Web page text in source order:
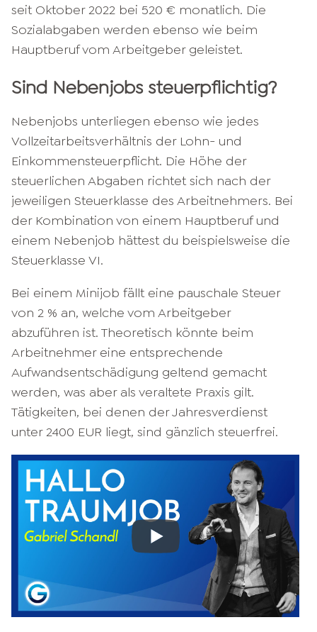
seit Oktober 2022 bei 520 € monatlich. Die
Sozialabgaben werden ebenso wie beim
Hauptberuf vom Arbeitgeber geleistet.
Sind Nebenjobs steuerpflichtig?
Nebenjobs unterliegen ebenso wie jedes
Vollzeitarbeitsverhältnis der Lohn- und
Einkommensteuerpflicht. Die Höhe der
steuerlichen Abgaben richtet sich nach der
jeweiligen Steuerklasse des Arbeitnehmers. Bei
der Kombination von einem Hauptberuf und
einem Nebenjob hättest du beispielsweise die
Steuerklasse VI.
Bei einem Minijob fällt eine pauschale Steuer
von 2 % an, welche vom Arbeitgeber
abzuführen ist. Theoretisch könnte beim
Arbeitnehmer eine entsprechende
Aufwandsentschädigung geltend gemacht
werden, was aber als veraltete Praxis gilt.
Tätigkeiten, bei denen der Jahresverdienst
unter 2400 EUR liegt, sind gänzlich steuerfrei.